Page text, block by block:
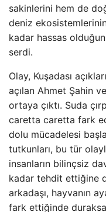
sakinlerini hem de
deniz
kadar hassas
serdi.
Olay, Kuşadası
açılan Ahmet Şahin
ortaya çıktı. Suda
caretta caretta fark
dolu mücadelesi
tutkunları, bu tür
insanların bilinçsiz
kadar tehdit ettiğine
arkadaşı, hayvanın
fark ettiğinde